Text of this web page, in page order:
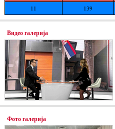
11 139
Видео галерија
Фото галерија